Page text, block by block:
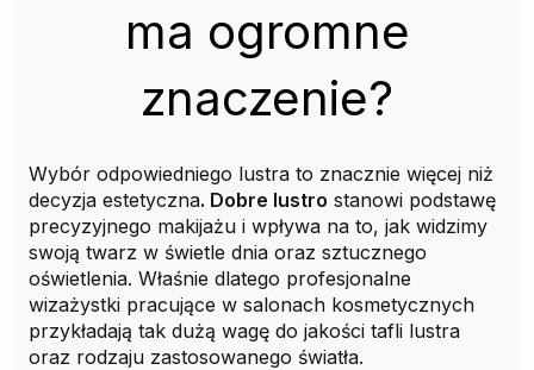
ma ogromne
znaczenie?
Wybór odpowiedniego lustra to znacznie więcej niż
decyzja estetyczna. Dobre lustro stanowi podstawę
precyzyjnego makijażu i wpływa na to, jak widzimy
swoją twarz w świetle dnia oraz sztucznego
oświetlenia. Właśnie dlatego profesjonalne
wizażystki pracujące w salonach kosmetycznych
przykładają tak dużą wagę do jakości tafli lustra
oraz rodzaju zastosowanego światła.